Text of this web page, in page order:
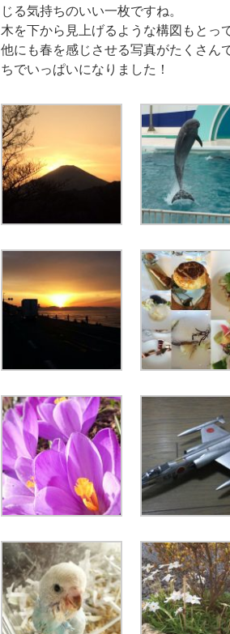
じる気持ちのいい一枚ですね。
木を下から見上げるような構図もとっ
他にも春を感じさせる写真がたくさん
ちでいっぱいになりました！